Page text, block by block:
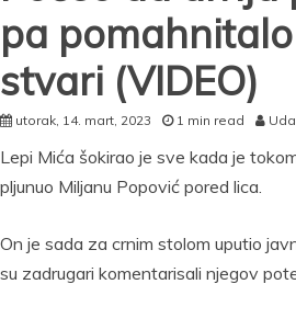
pa
stvari (VIDEO)
utorak, 14. mart, 2023 1 min read
Lepi Mića šokirao je sve kada je
pljunuo Miljanu Popović pored lica.
On je sada za crnim stolom uputio
su zadrugari komentarisali njegov